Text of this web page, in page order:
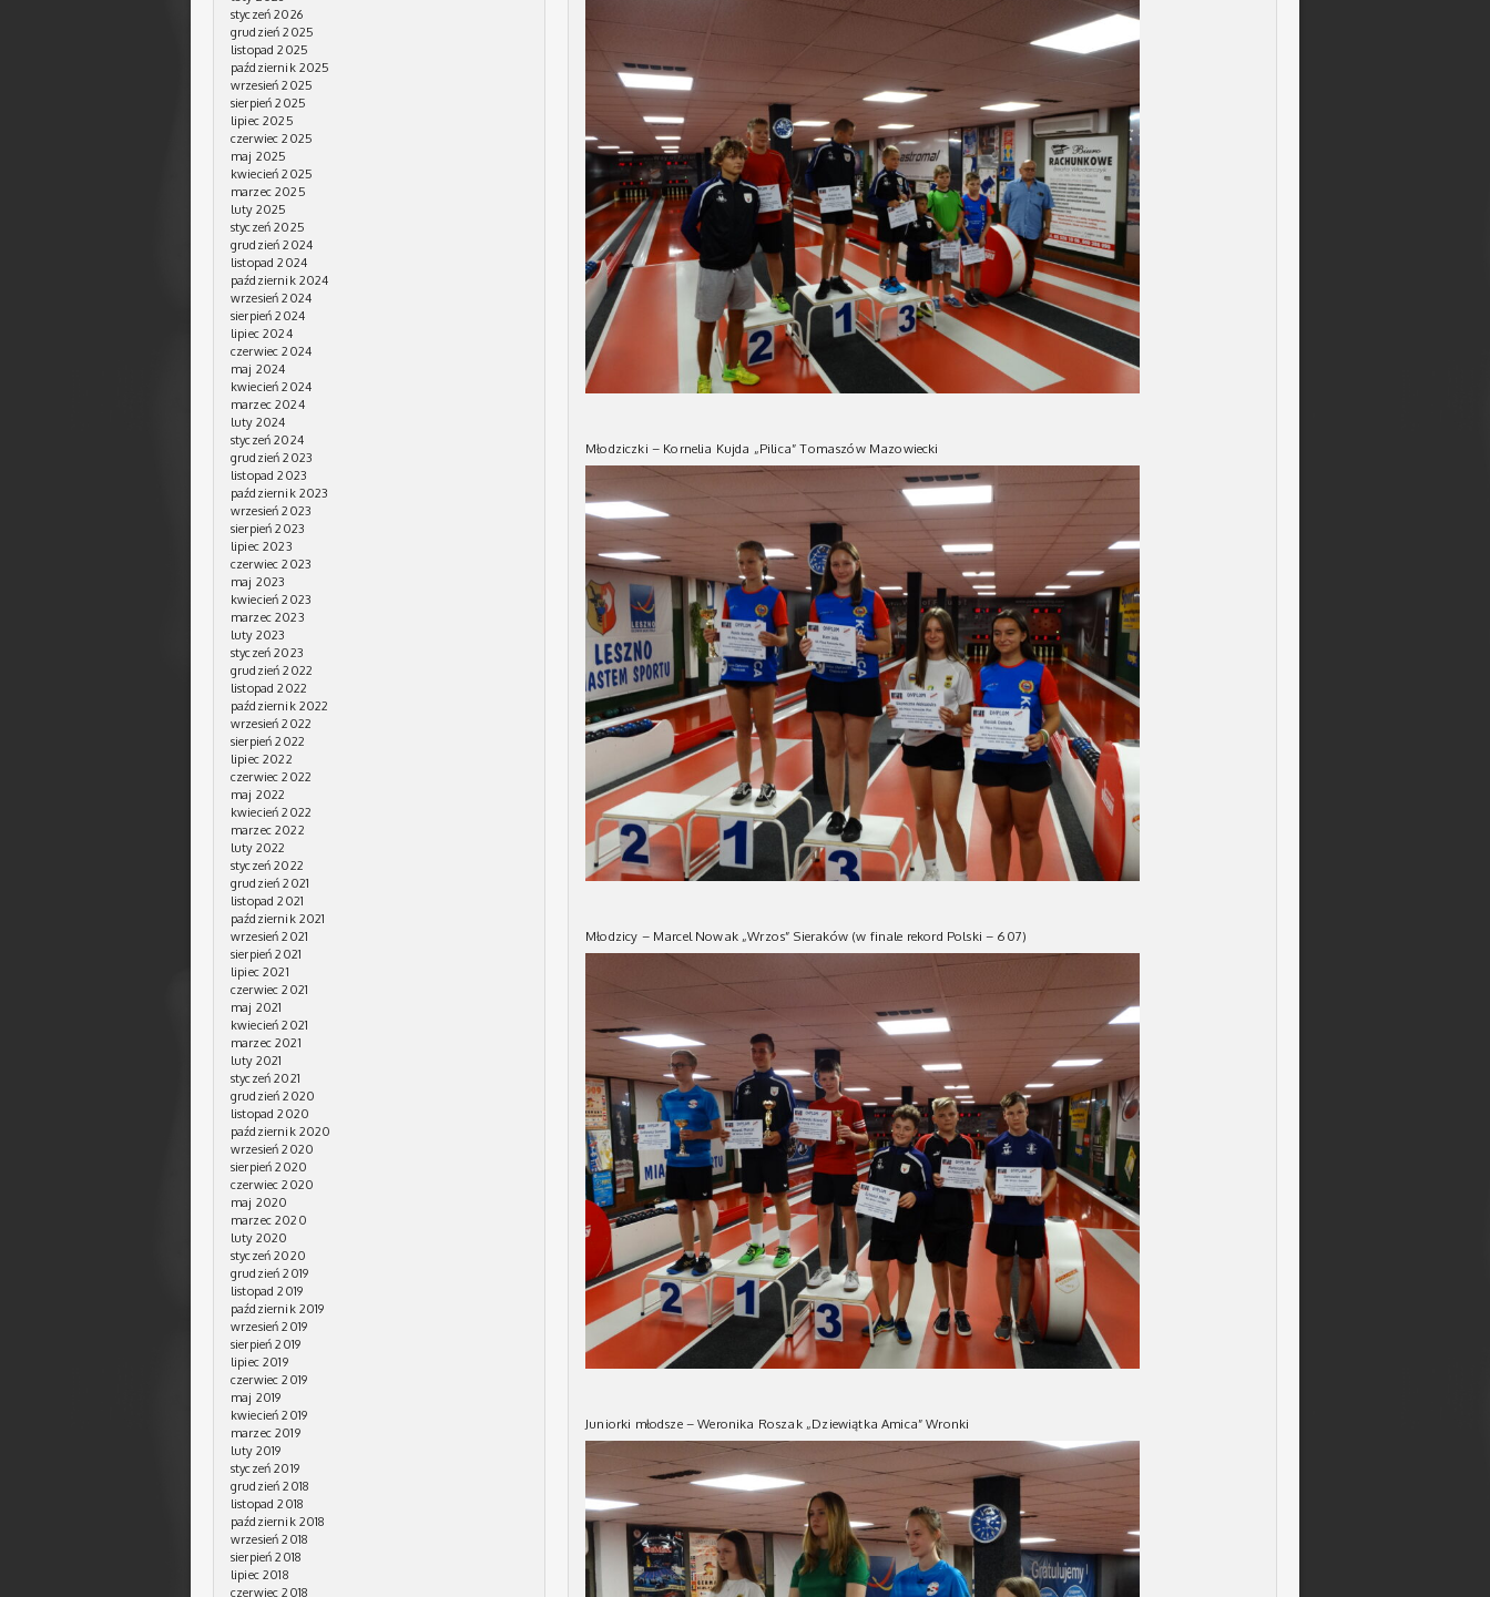
Młodziczki – Kornelia Kujda „Pilica” Tomaszów Mazowiecki
Młodzicy – Marcel Nowak „Wrzos” Sieraków (w finale rekord Polski – 607)
Juniorki młodsze – Weronika Roszak „Dziewiątka Amica” Wronki
styczeń 2026
grudzień 2025
listopad 2025
październik 2025
wrzesień 2025
sierpień 2025
lipiec 2025
czerwiec 2025
maj 2025
kwiecień 2025
marzec 2025
luty 2025
styczeń 2025
grudzień 2024
listopad 2024
październik 2024
wrzesień 2024
sierpień 2024
lipiec 2024
czerwiec 2024
maj 2024
kwiecień 2024
marzec 2024
luty 2024
styczeń 2024
grudzień 2023
listopad 2023
październik 2023
wrzesień 2023
sierpień 2023
lipiec 2023
czerwiec 2023
maj 2023
kwiecień 2023
marzec 2023
luty 2023
styczeń 2023
grudzień 2022
listopad 2022
październik 2022
wrzesień 2022
sierpień 2022
lipiec 2022
czerwiec 2022
maj 2022
kwiecień 2022
marzec 2022
luty 2022
styczeń 2022
grudzień 2021
listopad 2021
październik 2021
wrzesień 2021
sierpień 2021
lipiec 2021
czerwiec 2021
maj 2021
kwiecień 2021
marzec 2021
luty 2021
styczeń 2021
grudzień 2020
listopad 2020
październik 2020
wrzesień 2020
sierpień 2020
czerwiec 2020
maj 2020
marzec 2020
luty 2020
styczeń 2020
grudzień 2019
listopad 2019
październik 2019
wrzesień 2019
sierpień 2019
lipiec 2019
czerwiec 2019
maj 2019
kwiecień 2019
marzec 2019
luty 2019
styczeń 2019
grudzień 2018
listopad 2018
październik 2018
wrzesień 2018
sierpień 2018
lipiec 2018
czerwiec 2018